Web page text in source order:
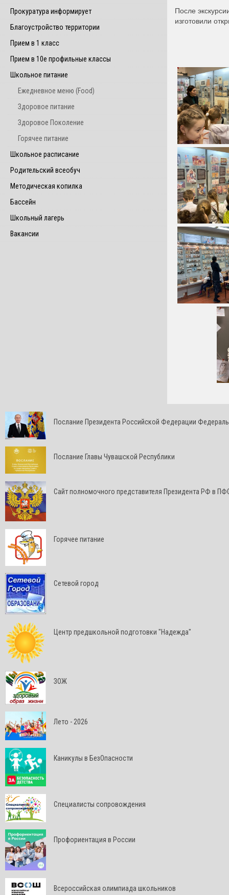
Прокуратура информирует
Благоустройство территории
Прием в 1 класс
Прием в 10е профильные классы
Школьное питание
Ежедневное меню (Food)
Здоровое питание
Здоровое Поколение
Горячее питание
Школьное расписание
Родительский всеобуч
Методическая копилка
Бассейн
Школьный лагерь
Вакансии
После
изготовили
Послание Президента Российской Федерации
Послание Главы Чувашской Республики
Cайт полномочного представителя Президента РФ в
Горячее питание
Сетевой город
Центр предшкольной подготовки "Надежда"
ЗОЖ
Лето - 2026
Каникулы в БезОпасности
Специалисты сопровождения
Профориентация в России
Всероссийская олимпиада школьников